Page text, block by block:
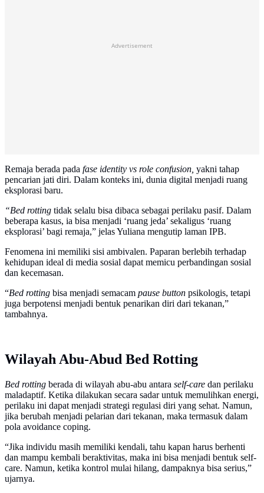
Advertisement
Remaja berada pada fase identity vs role confusion, yakni tahap
pencarian jati diri. Dalam konteks ini, dunia digital menjadi ruang
eksplorasi baru.
“Bed rotting tidak selalu bisa dibaca sebagai perilaku pasif. Dalam
beberapa kasus, ia bisa menjadi ‘ruang jeda’ sekaligus ‘ruang
eksplorasi’ bagi remaja,” jelas Yuliana mengutip laman IPB.
Fenomena ini memiliki sisi ambivalen. Paparan berlebih terhadap
kehidupan ideal di media sosial dapat memicu perbandingan sosial
dan kecemasan.
“Bed rotting bisa menjadi semacam pause button psikologis, tetapi
juga berpotensi menjadi bentuk penarikan diri dari tekanan,”
tambahnya.
Wilayah Abu-Abud Bed Rotting
Bed rotting berada di wilayah abu-abu antara self-care dan perilaku
maladaptif. Ketika dilakukan secara sadar untuk memulihkan energi,
perilaku ini dapat menjadi strategi regulasi diri yang sehat. Namun,
jika berubah menjadi pelarian dari tekanan, maka termasuk dalam
pola avoidance coping.
“Jika individu masih memiliki kendali, tahu kapan harus berhenti
dan mampu kembali beraktivitas, maka ini bisa menjadi bentuk self-
care. Namun, ketika kontrol mulai hilang, dampaknya bisa serius,”
ujarnya.